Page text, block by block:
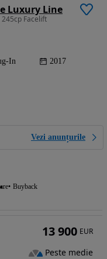
Luxury Line
245cp Facelift
In 2017
Vezi anunțurile
Buyback
13 900 EUR
Peste medie